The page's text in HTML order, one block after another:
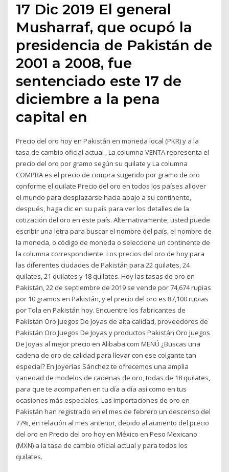
17 Dic 2019 El general
Musharraf, que ocupó la
presidencia de Pakistán de
2001 a 2008, fue
sentenciado este 17 de
diciembre a la pena
capital en
Precio del oro hoy en Pakistán en moneda local (PKR) y a la
tasa de cambio oficial actual , La columna VENTA representa el
precio del oro por gramo según su quilate y La columna
COMPRA es el precio de compra sugerido por gramo de oro
conforme el quilate Precio del oro en todos los países allover
el mundo para desplazarse hacia abajo a su continente,
después, haga clic en su país para ver los detalles de la
cotización del oro en este país. Alternativamente, usted puede
escribir una letra para buscar el nombre del país, el nombre de
la moneda, o código de moneda o seleccione un continente de
la columna correspondiente. Los precios del oro de hoy para
las diferentes ciudades de Pakistán para 22 quilates, 24
quilates, 21 quilates y 18 quilates. Hoy las tasas de oro en
Pakistán, 22 de septiembre de 2019 se vende por 74,674 rupias
por 10 gramos en Pakistán, y el precio del oro es 87,100 rupias
por Tola en Pakistán hoy. Encuentre los fabricantes de
Pakistán Oro Juegos De Joyas de alta calidad, proveedores de
Pakistán Oro Juegos De Joyas y productos Pakistán Oro Juegos
De Joyas al mejor precio en Alibaba.com MENÚ ¿Buscas una
cadena de oro de calidad para llevar con ese colgante tan
especial? En Joyerías Sánchez te ofrecemos una amplia
variedad de modelos de cadenas de oro, todas de 18 quilates,
para que te acompañen en tu día a día así como en tus
ocasiones más especiales. Las importaciones de oro en
Pakistán han registrado en el mes de febrero un descenso del
77%, en relación al mes anterior, debido al aumento del precio
del oro en Precio del oro hoy en México en Peso Mexicano
(MXN) a la tasa de cambio oficial actual y para todos los
quilates.